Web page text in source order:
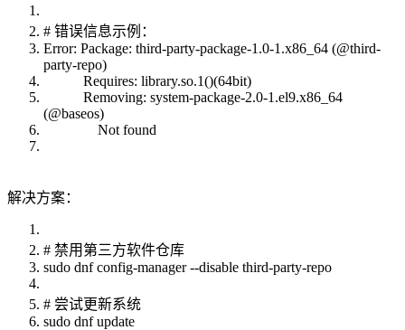
# 错误信息示例：
Error: Package: third-party-package-1.0-1.x86_64 (@third-
party-repo)
Requires: library.so.1()(64bit)
Removing: system-package-2.0-1.el9.x86_64
(@baseos)
Not found
解决方案：
# 禁用第三方软件仓库
sudo dnf config-manager --disable third-party-repo
# 尝试更新系统
sudo dnf update